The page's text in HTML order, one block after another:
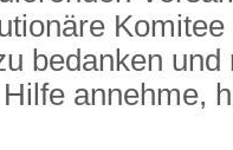
bedanken
annehme,